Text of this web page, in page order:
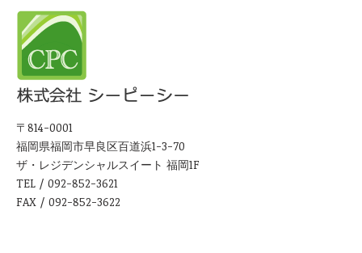
〒814-0001
福岡県福岡市早良区百道浜1-3-70
ザ・レジデンシャルスイート 福岡1F
TEL / 092-852-3621
FAX / 092-852-3622